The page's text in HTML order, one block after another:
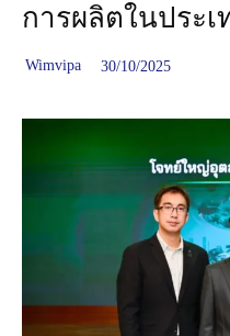
การผลิตในประเ
Wimvipa 30/10/2025